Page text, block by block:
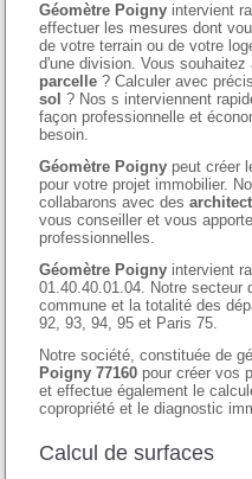
Géomètre Poigny intervient
effectuer les mesures dont
de votre terrain ou de votre
d'une division. Vous souhaitez
parcelle ? Calculer avec
sol ? Nos s interviennent
façon professionnelle et
besoin.
Géomètre Poigny peut créer
pour votre projet immobilier.
collabarons avec des
vous conseiller et vous
professionnelles.
Géomètre Poigny intervient
01.40.40.01.04. Notre secteur
commune et la totalité des
92, 93, 94, 95 et Paris 75.
Notre société, constituée de
Poigny 77160 pour créer vos
et effectue également le
copropriété et le diagnostic
Calcul de surfaces